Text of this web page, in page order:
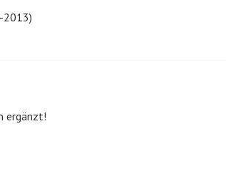
2013)
ergänzt!